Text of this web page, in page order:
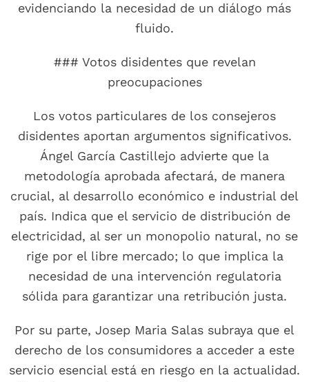
evidenciando la necesidad de un diálogo más
fluido.
### Votos disidentes que revelan
preocupaciones
Los votos particulares de los consejeros
disidentes aportan argumentos significativos.
Ángel García Castillejo advierte que la
metodología aprobada afectará, de manera
crucial, al desarrollo económico e industrial del
país. Indica que el servicio de distribución de
electricidad, al ser un monopolio natural, no se
rige por el libre mercado; lo que implica la
necesidad de una intervención regulatoria
sólida para garantizar una retribución justa.
Por su parte, Josep Maria Salas subraya que el
derecho de los consumidores a acceder a este
servicio esencial está en riesgo en la actualidad.